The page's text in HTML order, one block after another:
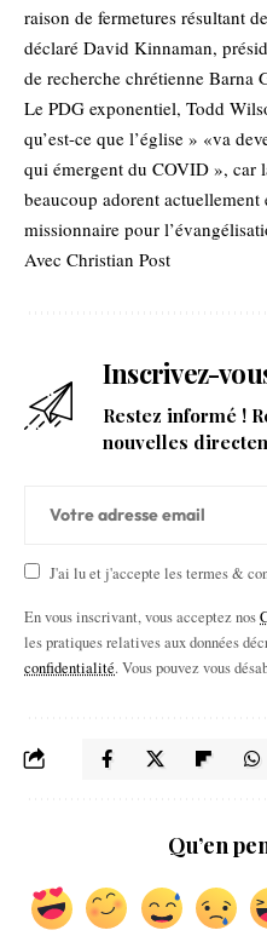
raison de fermetures résultant
déclaré David Kinnaman,
de recherche chrétienne Barna
Le PDG exponentiel, Todd
qu’est-ce que l’église » «va
qui émergent du COVID », car
beaucoup adorent
missionnaire pour
Avec Christian Post
Inscrivez-
Restez informé !
nouvelles
J'ai lu et j'accepte les termes &
En vous inscrivant, vous acceptez nos
les pratiques relatives aux données
confidentialité. Vous pouvez vous
Qu’en